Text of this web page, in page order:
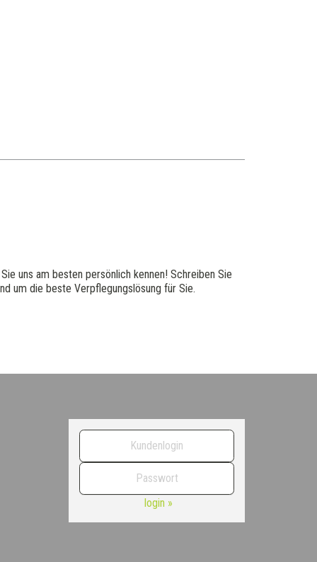
uns am besten persönlich kennen! Schreiben Sie
um die beste Verpflegungslösung für Sie.
login »